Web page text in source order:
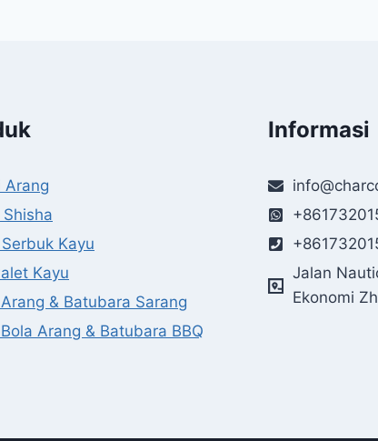
Arang
Kayu
Kayu
& Batubara Sarang
Arang & Batubara BBQ
Informasi
Jalan
Ekonomi